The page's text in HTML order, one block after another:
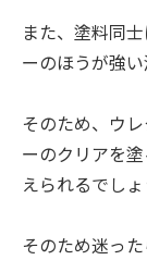
また、塗料同
ーのほうが強い
そのため、ウ
ーのクリアを
えられるでしょ
そのため迷っ